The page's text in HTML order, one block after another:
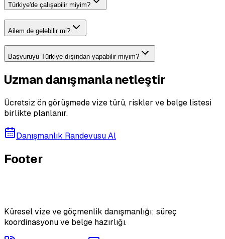
Türkiye'de çalışabilir miyim?
Ailem de gelebilir mi?
Başvuruyu Türkiye dışından yapabilir miyim?
Uzman danışmanla netleştir
Ücretsiz ön görüşmede vize türü, riskler ve belge listesi
birlikte planlanır.
Danışmanlık Randevusu Al
Footer
Küresel vize ve göçmenlik danışmanlığı; süreç
koordinasyonu ve belge hazırlığı.